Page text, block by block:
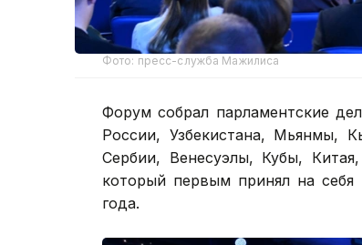
Фото: пресс-служба Мажилиса
Форум собрал парламентские
России, Узбекистана, Мьянмы,
Сербии, Венесуэлы, Кубы,
который первым принял на
года.